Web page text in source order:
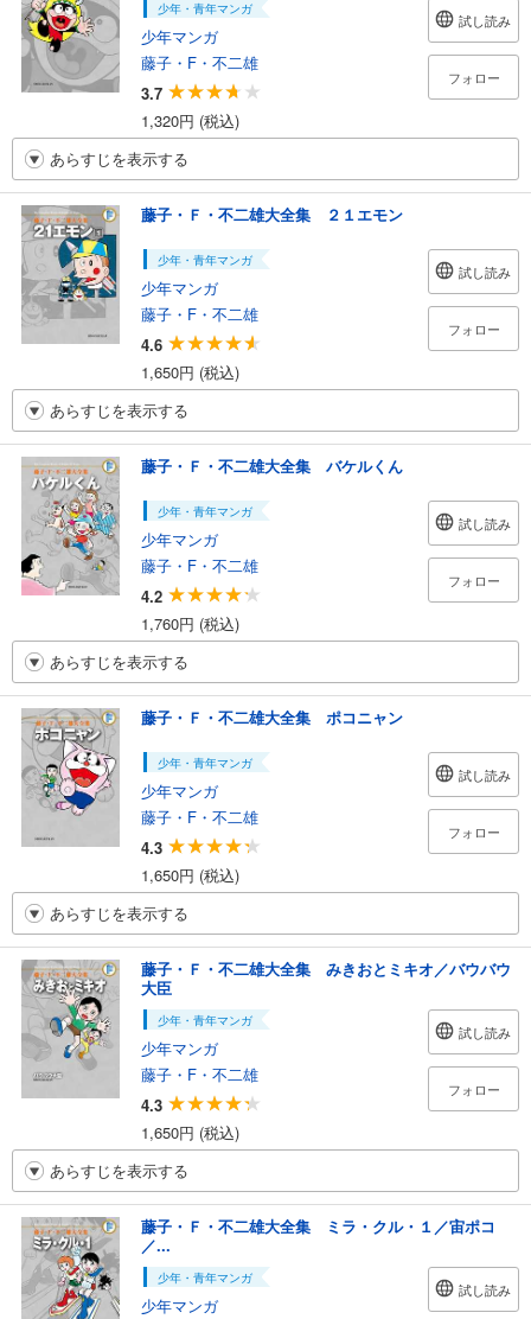
少年・青年マンガ
少年マンガ
藤子・F・不二雄
3.7
1,320円 (税込)
試し読み
フォロー
あらすじを表示する
藤子・Ｆ・不二雄大全集 ２１エモン
少年・青年マンガ
少年マンガ
藤子・F・不二雄
4.6
1,650円 (税込)
試し読み
フォロー
あらすじを表示する
藤子・Ｆ・不二雄大全集 バケルくん
少年・青年マンガ
少年マンガ
藤子・F・不二雄
4.2
1,760円 (税込)
試し読み
フォロー
あらすじを表示する
藤子・Ｆ・不二雄大全集 ポコニャン
少年・青年マンガ
少年マンガ
藤子・F・不二雄
4.3
1,650円 (税込)
試し読み
フォロー
あらすじを表示する
藤子・Ｆ・不二雄大全集 みきおとミキオ／バウバウ
大臣
少年・青年マンガ
少年マンガ
藤子・F・不二雄
4.3
1,650円 (税込)
試し読み
フォロー
あらすじを表示する
藤子・Ｆ・不二雄大全集 ミラ・クル・１／宙ポコ
／...
少年・青年マンガ
少年マンガ
試し読み